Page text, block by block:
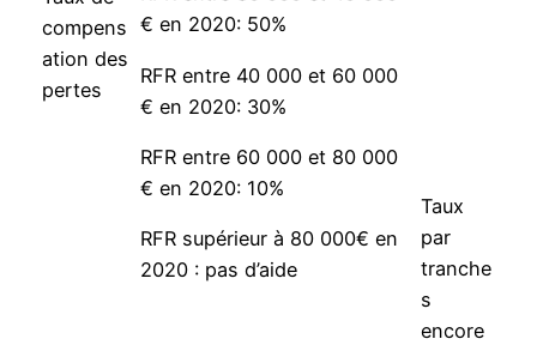
compens
ation des
pertes
€ en 2020: 50%
RFR entre 40 000 et 60 000
€ en 2020: 30%
RFR entre 60 000 et 80 000
€ en 2020: 10%
RFR supérieur à 80 000€ en
2020 : pas d’aide
Taux
par
tranche
s
encore